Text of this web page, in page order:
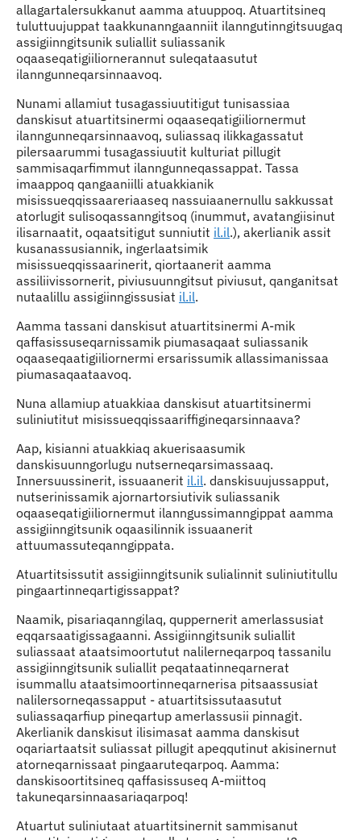
allagartalersukkanut aamma atuuppoq. Atuartitsineq
tuluttuujuppat taakkunanngaanniit ilanngutinngitsuugaq
assigiinngitsunik suliallit suliassanik
oqaaseqatigiiliornerannut suleqataasutut
ilanngunneqarsinnaavoq.
Nunami allamiut tusagassiuutitigut tunisassiaa
danskisut atuartitsinermi oqaaseqatigiiliornermut
ilanngunneqarsinnaavoq, suliassaq ilikkagassatut
pilersaarummi tusagassiuutit kulturiat pillugit
sammisaqarfimmut ilanngunneqassappat. Tassa
imaappoq qangaaniilli atuakkianik
misissueqqissaareriaaseq nassuiaanernullu sakkussat
atorlugit sulisoqassanngitsoq (inummut, avatangiisinut
ilisarnaatit, oqaatsitigut sunniutit il.il.), akerlianik assit
kusanassusiannik, ingerlaatsimik
misissueqqissaarinerit, qiortaanerit aamma
assiliivissornerit, piviusuunngitsut piviusut, qanganitsat
nutaalillu assigiinngissusiat il.il.
Aamma tassani danskisut atuartitsinermi A-mik
qaffasissuseqarnissamik piumasaqaat suliassanik
oqaaseqaatigiiliornermi ersarissumik allassimanissaa
piumasaqaataavoq.
Nuna allamiup atuakkiaa danskisut atuartitsinermi
suliniutitut misissueqqissaariffigineqarsinnaava?
Aap, kisianni atuakkiaq akuerisaasumik
danskisuunngorlugu nutserneqarsimassaaq.
Innersuussinerit, issuaanerit il.il. danskisuujussapput,
nutserinissamik ajornartorsiutivik suliassanik
oqaaseqatigiiliornermut ilanngussimanngippat aamma
assigiinngitsunik oqaasilinnik issuaanerit
attuumassuteqanngippata.
Atuartitsissutit assigiinngitsunik sulialinnit suliniutitullu
pingaartinneqartigissappat?
Naamik, pisariaqanngilaq, quppernerit amerlassusiat
eqqarsaatigissagaanni. Assigiinngitsunik suliallit
suliassaat ataatsimoortutut nalilerneqarpoq tassanilu
assigiinngitsunik suliallit peqataatinneqarnerat
isummallu ataatsimoortinneqarnerisa pitsaassusiat
nalilersorneqassapput - atuartitsissutaasutut
suliassaqarfiup pineqartup amerlassusii pinnagit.
Akerlianik danskisut ilisimasat aamma danskisut
oqariartaatsit suliassat pillugit apeqqutinut akisinernut
atorneqarnissaat pingaaruteqarpoq. Aamma:
danskisoortitsineq qaffasissuseq A-miittoq
takuneqarsinnaasariaqarpoq!
Atuartut suliniutaat atuartitsinernit sammisanut